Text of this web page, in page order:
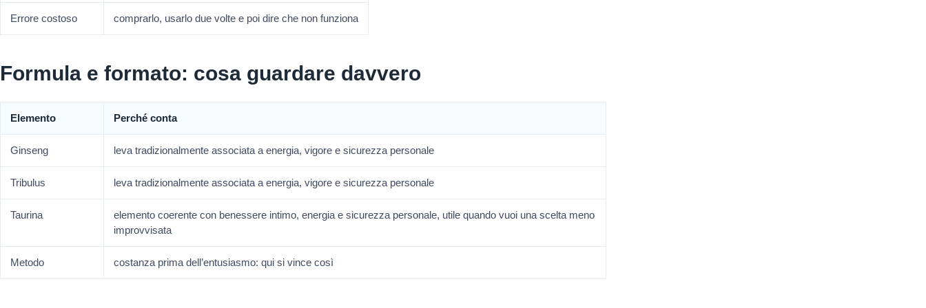
Errore costoso comprarlo, usarlo due volte e poi dire che non funziona
Formula e formato: cosa guardare davvero
Elemento Perché conta
Ginseng leva tradizionalmente associata a energia, vigore e sicurezza personale
Tribulus leva tradizionalmente associata a energia, vigore e sicurezza personale
Taurina
elemento coerente con benessere intimo, energia e sicurezza personale, utile quando vuoi una scelta meno
improvvisata
Metodo costanza prima dell’entusiasmo: qui si vince così